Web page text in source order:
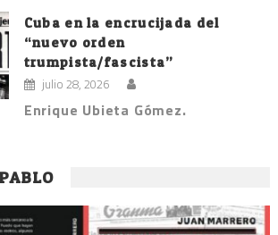
Cuba en la encrucijada del
“nuevo orden
trumpista/fascista”
julio 28, 2026
Enrique Ubieta Gómez.